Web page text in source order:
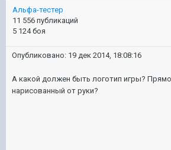
Альфа-тестер
11 556 публикаций
5 124 боя
Опубликовано: 19 дек 2014, 18:08:16
А какой должен быть логотип игры?
нарисованный от руки?